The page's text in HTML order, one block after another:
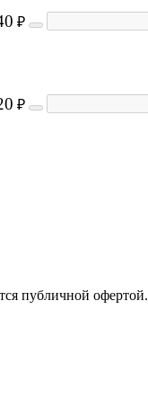
₽
₽
публичной офертой.